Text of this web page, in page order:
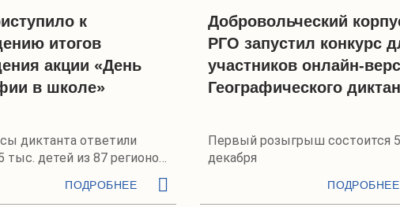
к
итогов
акции «День
в школе»
диктанта ответили
тыс. детей из 87 регионов
ПОДРОБНЕЕ
Добровольческий
РГО запустил конкурс
участников онлайн-
Географического
Первый розыгрыш состоится 5
декабря
ПОДРОБНЕЕ